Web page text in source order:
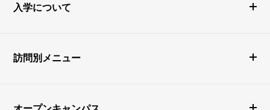
入学について
訪問別メニュー